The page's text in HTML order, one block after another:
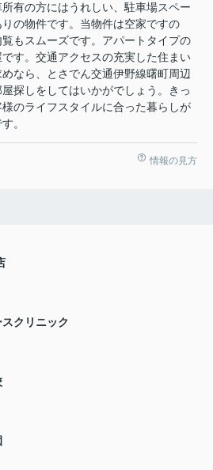
有の方にはうれしい、駐車場スペー
りの物件です。当物件は空家ですの
覧もスムーズです。アパートタイプの
です。交通アクセスの充実した住まい
めなら、とさでん交通伊野線曙町周辺
屋探しをしてはいかがでしょう。きっ
様のライフスタイルに合った暮らしが
。
情報の見方
クリニック